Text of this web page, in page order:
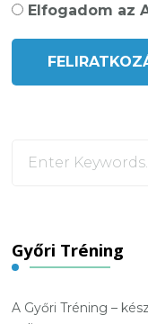
Elfogadom az
Győri Tréning
A Győri Tréning –